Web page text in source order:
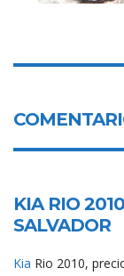
KIA RIO
SALVADOR
Kia Rio 2010,